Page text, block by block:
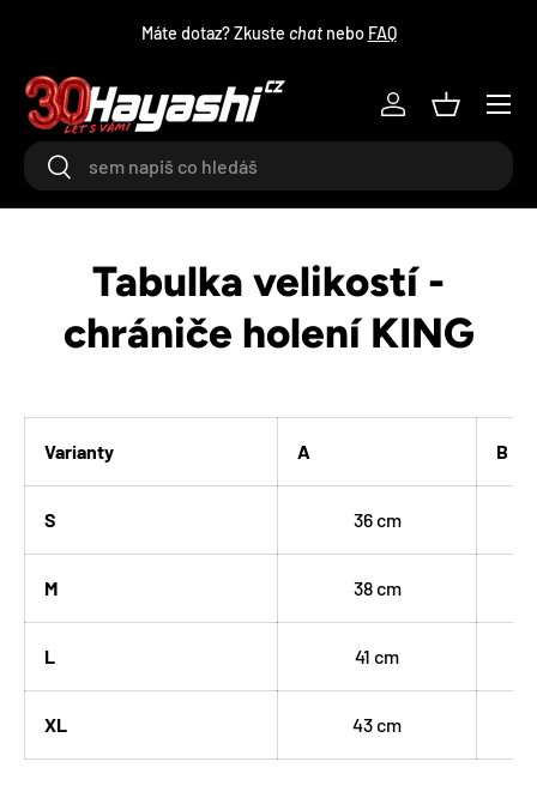
PŘEJÍT NA OBSAHMáte dotaz? Zkuste chatnebo FAQ
HledatHledat
Log inKošík
Menu
Tabulka velikostí -
chrániče holení KING
Varianty A B
S 36 cm
M 38 cm
L 41 cm
XL 43 cm